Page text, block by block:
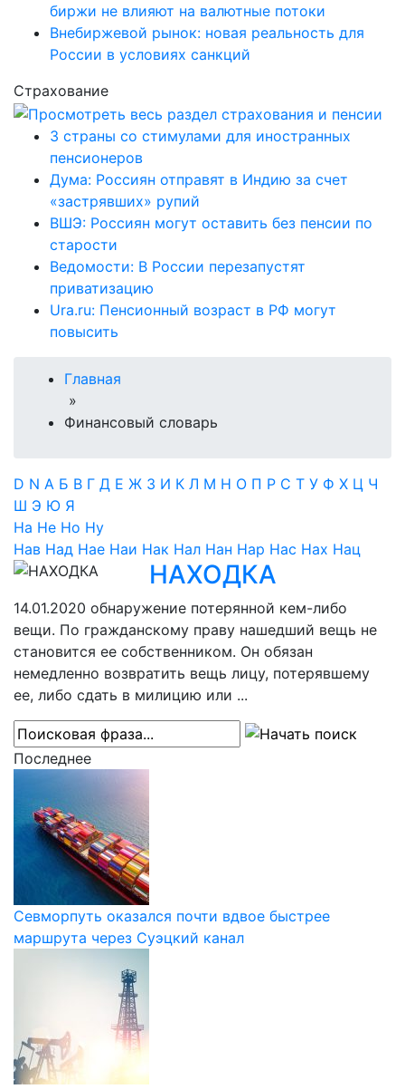
биржи не влияют на валютные потоки
Внебиржевой рынок: новая реальность для
России в условиях санкций
Страхование
3 страны со стимулами для иностранных
пенсионеров
Дума: Россиян отправят в Индию за счет
«застрявших» рупий
ВШЭ: Россиян могут оставить без пенсии по
старости
Ведомости: В России перезапустят
приватизацию
Ura.ru: Пенсионный возраст в РФ могут
повысить
Главная
»
Финансовый словарь
D N А Б В Г Д Е Ж З И К Л М Н О П Р С Т У Ф Х Ц Ч
Ш Э Ю Я
На Не Но Ну
Нав Над Нае Наи Нак Нал Нан Нар Нас Нах Нац
НАХОДКА
14.01.2020 обнаружение потерянной кем-либо
вещи. По гражданскому праву нашедший вещь не
становится ее собственником. Он обязан
немедленно возвратить вещь лицу, потерявшему
ее, либо сдать в милицию или ...
Последнее
Севморпуть оказался почти вдвое быстрее
маршрута через Суэцкий канал